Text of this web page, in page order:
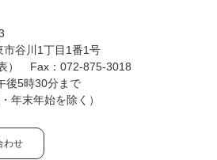
谷川1丁目1番1号
Fax：072-875-3018
後5時30分まで
年末年始を除く）
わせ